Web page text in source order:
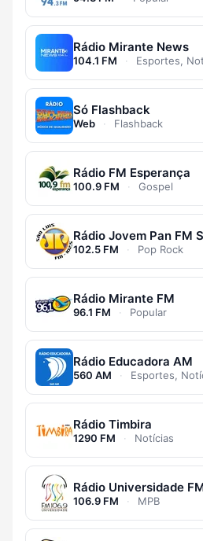
Rádio Mirante News
104.1 FM · Esportes,
Só Flashback
Web · Flashback
Rádio FM Esperança
100.9 FM · Gospel
Rádio Jovem Pan FM
102.5 FM · Pop Rock
Rádio Mirante FM
96.1 FM · Popular
Rádio Educadora AM
560 AM · Esportes,
Rádio Timbira
1290 FM · Notícias
Rádio Universidade
106.9 FM · MPB